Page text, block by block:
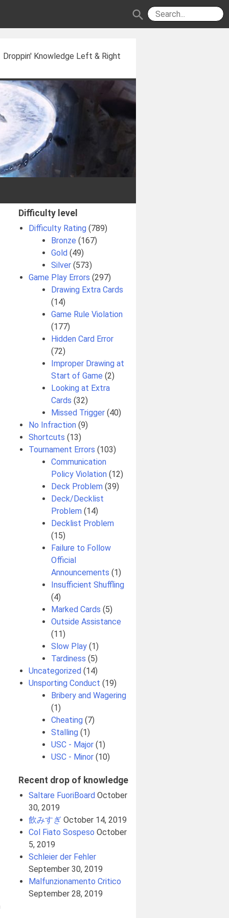
search
Droppin' Knowledge Left & Right
Difficulty level
Difficulty Rating (789)
Bronze (167)
Gold (49)
Silver (573)
Game Play Errors (297)
Drawing Extra Cards
(14)
Game Rule Violation
(177)
Hidden Card Error
(72)
Improper Drawing at
Start of Game (2)
Looking at Extra
Cards (32)
Missed Trigger (40)
No Infraction (9)
Shortcuts (13)
Tournament Errors (103)
Communication
Policy Violation (12)
Deck Problem (39)
Deck/Decklist
Problem (14)
Decklist Problem
(15)
Failure to Follow
Official
Announcements (1)
Insufficient Shuffling
(4)
Marked Cards (5)
Outside Assistance
(11)
Slow Play (1)
Tardiness (5)
Uncategorized (14)
Unsporting Conduct (19)
Bribery and Wagering
(1)
Cheating (7)
Stalling (1)
USC - Major (1)
USC - Minor (10)
Recent drop of knowledge
Saltare FuoriBoard October
30, 2019
飲みすぎ October 14, 2019
Col Fiato Sospeso October
5, 2019
Schleier der Fehler
September 30, 2019
Malfunzionamento Critico
September 28, 2019